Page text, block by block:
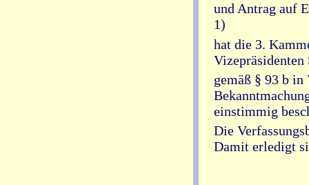
und Antrag auf
1)
hat die 3.
gemäß § 93 b
einstimmig
Die
Damit erledigt